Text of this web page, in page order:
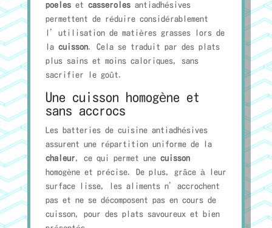
poeleset casserolesantiadhésives
permettent de réduire considérablement
l’utilisation de matières grasses lors de
la cuisson. Cela se traduit par des plats
plus sains et moins caloriques, sans
sacrifier le goût.
Une cuisson homogène et
sans accrocs
Les batteries de cuisine antiadhésives
assurent une répartition uniforme de la
chaleur, ce qui permet une cuisson
homogène et précise. De plus, grâce à leur
surface lisse, les aliments n’accrochent
pas et ne se décomposent pas en cours de
cuisson, pour des plats savoureux et bien